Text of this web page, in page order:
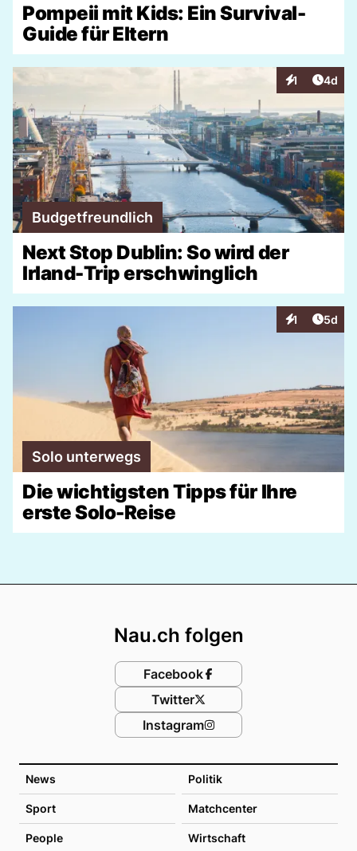
Pompeii mit Kids: Ein Survival-
Guide für Eltern
1
Interaktionen
4d
Budgetfreundlich
Next Stop Dublin: So wird der
Irland-Trip erschwinglich
1
Interaktionen
5d
Solo unterwegs
Die wichtigsten Tipps für Ihre
erste Solo-Reise
News Politik
Sport Matchcenter
People Wirtschaft
Nau.ch folgen
Facebook
Twitter
Instagram